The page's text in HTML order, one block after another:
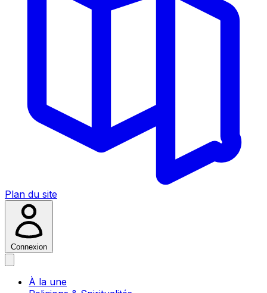
Plan du site
Connexion
À la une